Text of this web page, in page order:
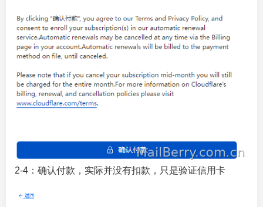
2-4：确认付款，实际并没有扣款，只是验证信用卡